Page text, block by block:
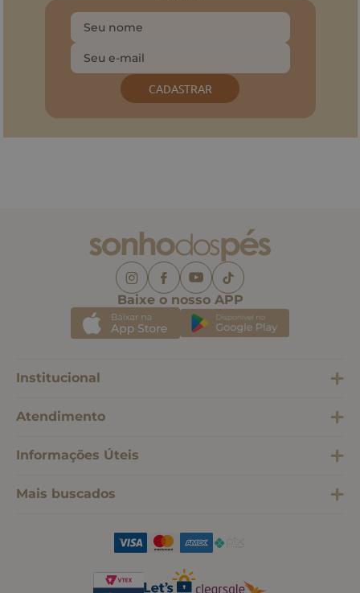
CADASTRAR
Baixe o nosso APP
Institucional
Atendimento
Informações Úteis
Mais buscados